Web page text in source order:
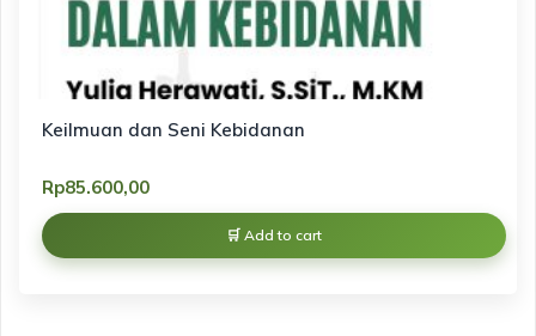
Keilmuan dan Seni Kebidanan
Rp85.600,00
Add to cart